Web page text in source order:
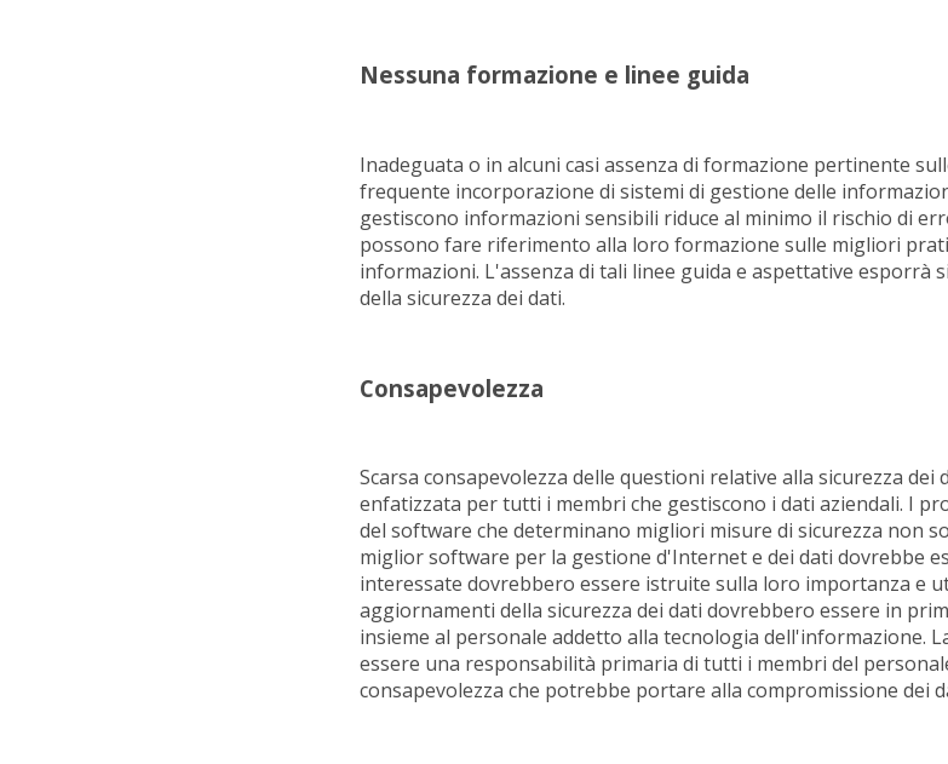
Nessuna formazione e linee guida
Inadeguata o in alcuni casi assenza di formazione pertinente
frequente incorporazione di sistemi di gestione delle
gestiscono informazioni sensibili riduce al minimo il rischio di
possono fare riferimento alla loro formazione sulle migliori
informazioni. L'assenza di tali linee guida e aspettative esporrà
della sicurezza dei dati.
Consapevolezza
Scarsa consapevolezza delle questioni relative alla sicurezza dei
enfatizzata per tutti i membri che gestiscono i dati aziendali. I
del software che determinano migliori misure di sicurezza non
miglior software per la gestione d'Internet e dei dati dovrebbe
interessate dovrebbero essere istruite sulla loro importanza e
aggiornamenti della sicurezza dei dati dovrebbero essere in
insieme al personale addetto alla tecnologia dell'informazione.
essere una responsabilità primaria di tutti i membri del
consapevolezza che potrebbe portare alla compromissione dei